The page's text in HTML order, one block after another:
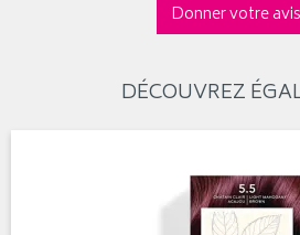
Donner votre avis
DÉCOUVREZ